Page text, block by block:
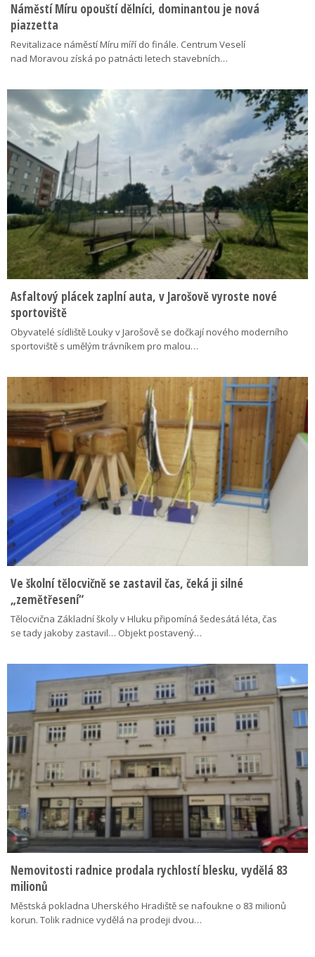
Náměstí Míru opouští dělníci, dominantou je nová
piazzetta
Revitalizace náměstí Míru míří do finále. Centrum Veselí
nad Moravou získá po patnácti letech stavebních…
Asfaltový plácek zaplní auta, v Jarošově vyroste nové
sportoviště
Obyvatelé sídliště Louky v Jarošově se dočkají nového moderního
sportoviště s umělým trávníkem pro malou…
Ve školní tělocvičně se zastavil čas, čeká ji silné
„zemětřesení“
Tělocvična Základní školy v Hluku připomíná šedesátá léta, čas
se tady jakoby zastavil… Objekt postavený…
Nemovitosti radnice prodala rychlostí blesku, vydělá 83
milionů
Městská pokladna Uherského Hradiště se nafoukne o 83 milionů
korun. Tolik radnice vydělá na prodeji dvou…